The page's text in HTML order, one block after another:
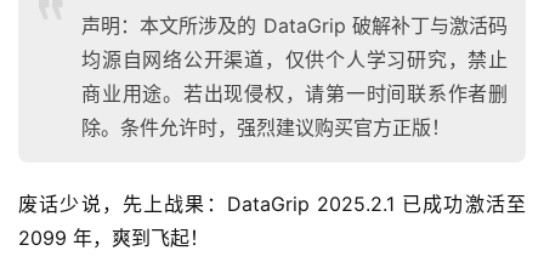
声明：本文所涉及的 DataGrip 破解补丁与激活码
均源自网络公开渠道，仅供个人学习研究，禁止
商业用途。若出现侵权，请第一时间联系作者删
除。条件允许时，强烈建议购买官方正版！
废话少说，先上战果：DataGrip 2025.2.1 已成功激活至
2099 年，爽到飞起！